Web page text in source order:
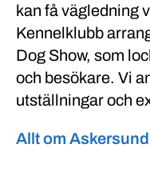
kan få vägledning
Kennelklubb
Dog Show, som
och besökare. Vi
utställningar och
Allt om